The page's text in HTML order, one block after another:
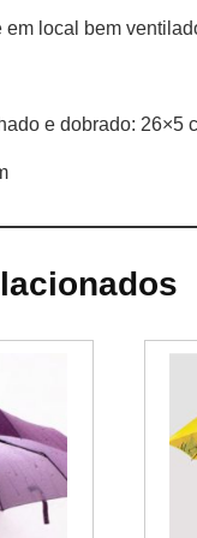
em local bem
e dobrado: 26×5